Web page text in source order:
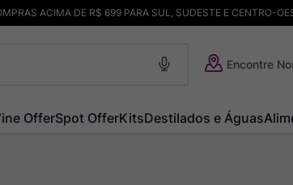
ACIMA DE R$ 699 PARA SUL, SUDESTE E CENTRO-
Encontre
OfferSpot OfferKitsDestilados e Águas